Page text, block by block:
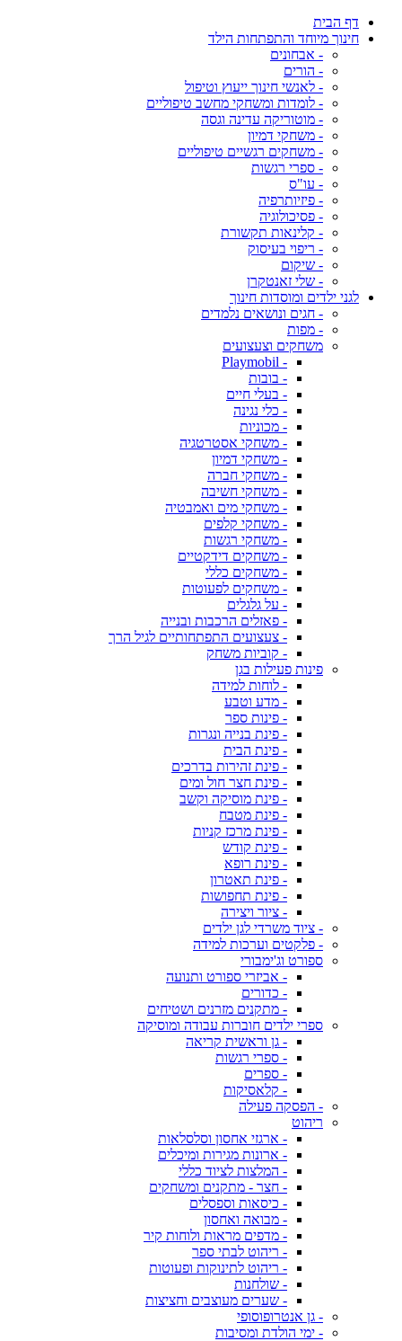
דף הבית
חינוך מיוחד והתפתחות הילד
- אבחונים
- הורים
- לאנשי חינוך ייעוץ וטיפול
- לומדות ומשחקי מחשב טיפוליים
- מוטוריקה עדינה וגסה
- משחקי דמיון
- משחקים רגשיים טיפוליים
- ספרי רגשות
- עו"ס
- פיזיותרפיה
- פסיכולוגיה
- קלינאות תקשורת
- ריפוי בעיסוק
- שיקום
- שלי זאנטקרן
לגני ילדים ומוסדות חינוך
- חגים ונושאים נלמדים
- מפות
משחקים וצעצועים
- Playmobil
- בובות
- בעלי חיים
- כלי נגינה
- מכוניות
- משחקי אסטרטגיה
- משחקי דמיון
- משחקי חברה
- משחקי חשיבה
- משחקי מים ואמבטיה
- משחקי קלפים
- משחקי רגשות
- משחקים דידקטיים
- משחקים כללי
- משחקים לפעוטות
- על גלגלים
- פאזלים הרכבות ובנייה
- צעצועים התפתחותיים לגיל הרך
- קוביות משחק
פינות פעילות בגן
- לוחות למידה
- מדע וטבע
- פינות ספר
- פינת בנייה ונגרות
- פינת הבית
- פינת זהירות בדרכים
- פינת חצר חול ומים
- פינת מוסיקה וקשב
- פינת מטבח
- פינת מרכז קניות
- פינת קודש
- פינת רופא
- פינת תאטרון
- פינת תחפושות
- ציור ויצירה
- ציוד משרדי לגן ילדים
- פלקטים וערכות למידה
ספורט וג'ימבורי
- אביזרי ספורט ותנועה
- כדורים
- מתקנים מזרנים ושטיחים
ספרי ילדים חוברות עבודה ומוסיקה
- גן וראשית קריאה
- ספרי רגשות
- ספרים
- קלאסיקות
- הפסקה פעילה
ריהוט
- ארגזי אחסון וסלסלאות
- ארונות מגירות ומיכלים
- המלצות לציוד כללי
- חצר - מתקנים ומשחקים
- כיסאות וספסלים
- מבואה ואחסון
- מדפים מראות ולוחות קיר
- ריהוט לבתי ספר
- ריהוט לתינוקות ופעוטות
- שולחנות
- שערים מעוצבים וחציצות
- גן אנטרופוסופי
- ימי הולדת ומסיבות